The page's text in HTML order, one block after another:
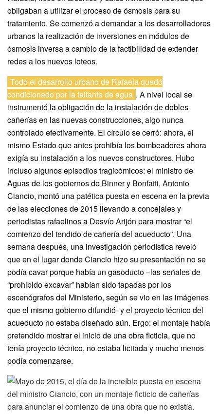
obligaban a utilizar el proceso de ósmosis para su
tratamiento. Se comenzó a demandar a los desarrolladores
urbanos la realización de inversiones en módulos de
ósmosis inversa a cambio de la factibilidad de extender
redes a los nuevos loteos.
Todo el desarrollo urbano de Rafaela quedó
condicionado por la faltante de agua . A nivel local se
instrumentó la obligación de la instalación de dobles
cañerías en las nuevas construcciones, algo nunca
controlado efectivamente. El círculo se cerró: ahora, el
mismo Estado que antes prohibía los bombeadores ahora
exigía su instalación a los nuevos constructores. Hubo
incluso algunos episodios tragicómicos: el ministro de
Aguas de los gobiernos de Binner y Bonfatti, Antonio
Ciancio, montó una patética puesta en escena en la previa
de las elecciones de 2015 llevando a concejales y
periodistas rafaelinos a Desvío Arijón para mostrar “el
comienzo del tendido de cañería del acueducto”. Una
semana después, una investigación periodística reveló
que en el lugar donde Ciancio hizo su presentación no se
podía cavar porque había un gasoducto –las señales de
“prohibido excavar” habían sido tapadas por los
escenógrafos del Ministerio, según se vio en las imágenes
que el mismo gobierno difundió- y el proyecto técnico del
acueducto no estaba diseñado aún. Ergo: el montaje había
pretendido mostrar el inicio de una obra ficticia, que no
tenía proyecto técnico, no estaba licitada y mucho menos
podía comenzarse.